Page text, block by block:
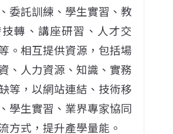
委託訓練、學生實習、教
轉、講座研習、人才交
。相互提供資源，包括場
、人力資源、知識、實務
等，以網站連結、技術移
學生實習、業界專家協同
方式，提升產學量能。